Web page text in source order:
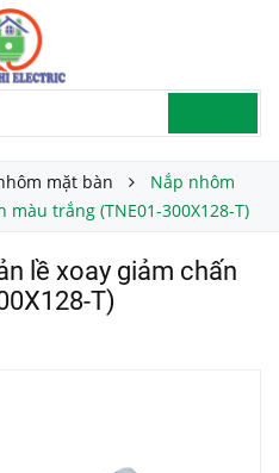
mặt bàn
Nắp nhôm
trắng (TNE01-300X128-T)
lề xoay giảm chấn
T)